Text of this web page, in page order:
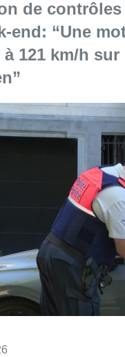
de
end: “Une
121 km/h sur